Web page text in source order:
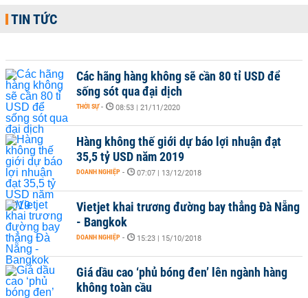
TIN TỨC
Các hãng hàng không sẽ cần 80 tỉ USD để
sống sót qua đại dịch
THỜI SỰ - 08:53 | 21/11/2020
Hàng không thế giới dự báo lợi nhuận đạt
35,5 tỷ USD năm 2019
DOANH NGHIỆP - 07:07 | 13/12/2018
Vietjet khai trương đường bay thẳng Đà Nẵng
- Bangkok
DOANH NGHIỆP - 15:23 | 15/10/2018
Giá dầu cao ‘phủ bóng đen’ lên ngành hàng
không toàn cầu